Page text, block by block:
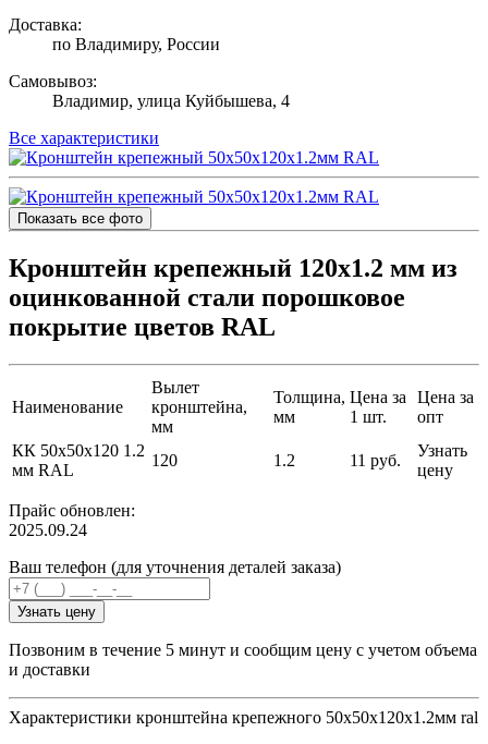
Доставка:
по Владимиру, России
Самовывоз:
Владимир, улица Куйбышева, 4
Все характеристики
Показать все фото
Кронштейн крепежный 120х1.2 мм из
оцинкованной стали порошковое
покрытие цветов RAL
Наименование
Вылет
кронштейна,
мм
Толщина,
мм
Цена за
1 шт.
Цена за
опт
КК 50х50х120 1.2
мм RAL
120 1.2 11 руб.
Узнать
цену
Прайс обновлен:
2025.09.24
Ваш телефон (для уточнения деталей заказа)
Узнать цену
Позвоним в течение 5 минут и сообщим цену с учетом объема
и доставки
Характеристики кронштейна крепежного 50х50х120х1.2мм ral